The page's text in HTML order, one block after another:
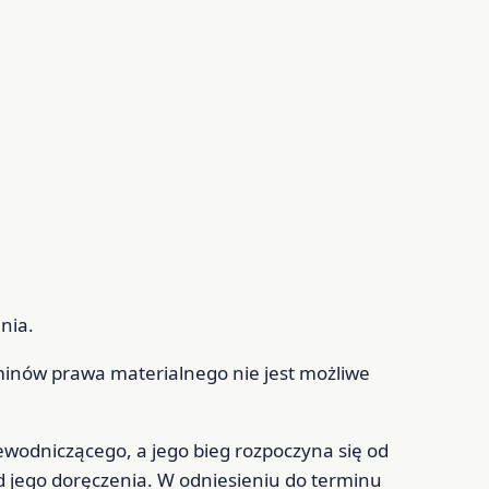
prawa materialnego nie jest możliwe
a jego bieg rozpoczyna się od
jego doręczenia. W odniesieniu do terminu